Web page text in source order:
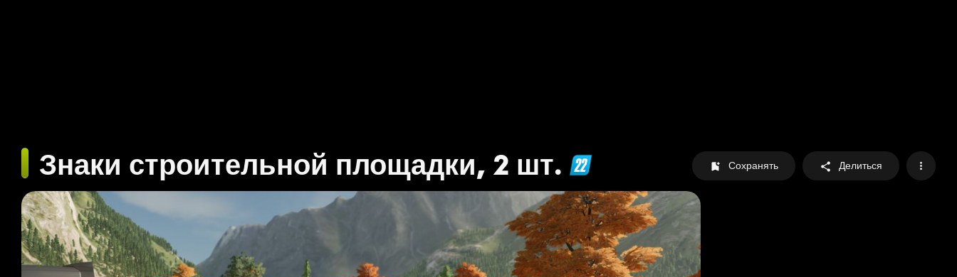
Знаки строительной площадки, 2 шт. Сохранять Делиться